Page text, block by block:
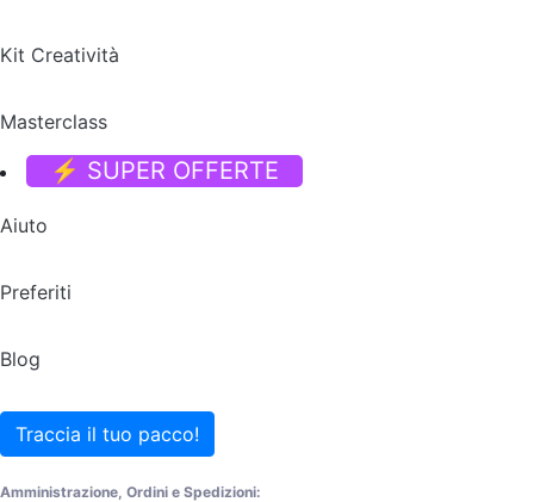
Kit Creatività
Masterclass
⚡ SUPER OFFERTE
Aiuto
Preferiti
Blog
Traccia il tuo pacco!
Amministrazione, Ordini e Spedizioni: